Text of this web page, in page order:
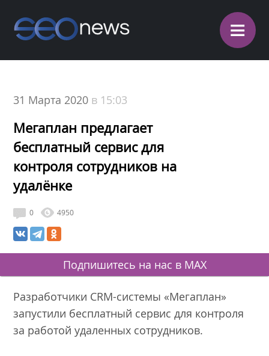
≡
31 Марта 2020 в 15:03
Мегаплан предлагает
бесплатный сервис для
контроля сотрудников на
удалёнке
0 4950
Подпишитесь на нас в MAX
Разработчики CRM-системы «Мегаплан»
запустили бесплатный сервис для контроля
за работой удаленных сотрудников.